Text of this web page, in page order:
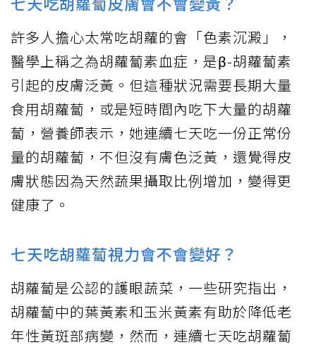
許多人擔心太常吃胡蘿的會「色素沉澱」，
醫學上稱之為胡蘿蔔素血症，是β-胡蘿蔔素
引起的皮膚泛黃。但這種狀況需要長期大量
食用胡蘿蔔，或是短時間內吃下大量的胡蘿
蔔，營養師表示，她連續七天吃一份正常份
量的胡蘿蔔，不但沒有膚色泛黃，還覺得皮
膚狀態因為天然蔬果攝取比例增加，變得更
健康了。
七天吃胡蘿蔔視力會不會變好？
胡蘿蔔是公認的護眼蔬菜，一些研究指出，
胡蘿蔔中的葉黃素和玉米黃素有助於降低老
年性黃斑部病變，然而，連續七天吃胡蘿蔔